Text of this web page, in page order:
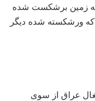
همه زمین برشکست شده
ورشکسته شده دیگر
عراق از سوی